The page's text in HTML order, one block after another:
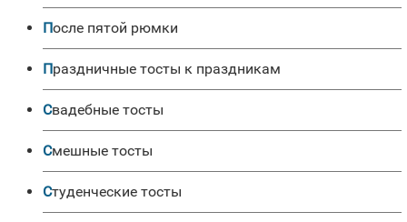
После пятой рюмки
Праздничные тосты к праздникам
Свадебные тосты
Смешные тосты
Студенческие тосты